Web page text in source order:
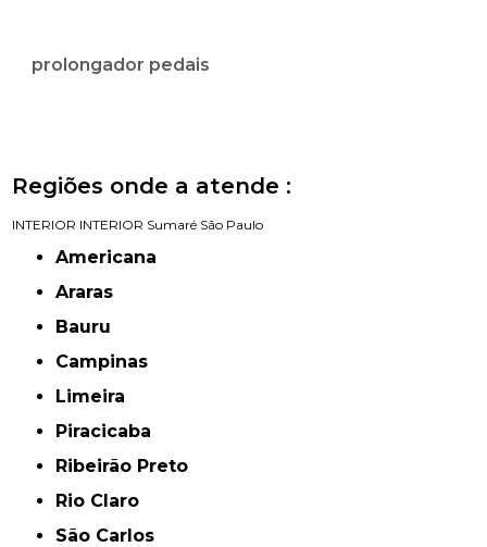
prolongador pedais
Regiões onde a atende :
INTERIOR INTERIOR Sumaré São Paulo
Americana
Araras
Bauru
Campinas
Limeira
Piracicaba
Ribeirão Preto
Rio Claro
São Carlos